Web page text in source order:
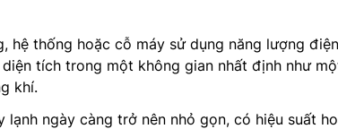
thống hoặc cỗ máy sử dụng năng lượng
tích trong một không gian nhất định như
khí.
ngày càng trở nên nhỏ gọn, có hiệu suất